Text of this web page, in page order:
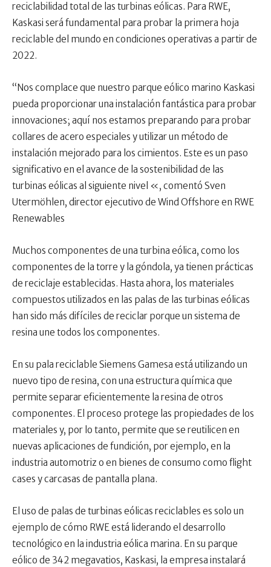
reciclabilidad total de las turbinas eólicas. Para RWE,
Kaskasi será fundamental para probar la primera hoja
reciclable del mundo en condiciones operativas a partir de
2022.
“Nos complace que nuestro parque eólico marino Kaskasi
pueda proporcionar una instalación fantástica para probar
innovaciones; aquí nos estamos preparando para probar
collares de acero especiales y utilizar un método de
instalación mejorado para los cimientos. Este es un paso
significativo en el avance de la sostenibilidad de las
turbinas eólicas al siguiente nivel «, comentó Sven
Utermöhlen, director ejecutivo de Wind Offshore en RWE
Renewables
Muchos componentes de una turbina eólica, como los
componentes de la torre y la góndola, ya tienen prácticas
de reciclaje establecidas. Hasta ahora, los materiales
compuestos utilizados en las palas de las turbinas eólicas
han sido más difíciles de reciclar porque un sistema de
resina une todos los componentes.
En su pala reciclable Siemens Gamesa está utilizando un
nuevo tipo de resina, con una estructura química que
permite separar eficientemente la resina de otros
componentes. El proceso protege las propiedades de los
materiales y, por lo tanto, permite que se reutilicen en
nuevas aplicaciones de fundición, por ejemplo, en la
industria automotriz o en bienes de consumo como flight
cases y carcasas de pantalla plana.
El uso de palas de turbinas eólicas reciclables es solo un
ejemplo de cómo RWE está liderando el desarrollo
tecnológico en la industria eólica marina. En su parque
eólico de 342 megavatios, Kaskasi, la empresa instalará